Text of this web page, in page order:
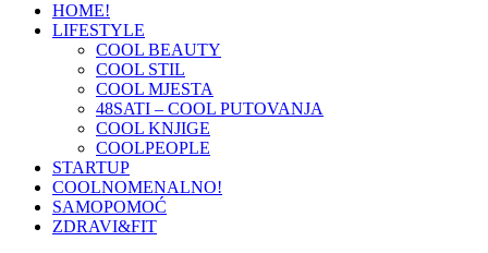
HOME!
LIFESTYLE
COOL BEAUTY
COOL STIL
COOL MJESTA
48SATI – COOL PUTOVANJA
COOL KNJIGE
COOLPEOPLE
STARTUP
COOLNOMENALNO!
SAMOPOMOĆ
ZDRAVI&FIT